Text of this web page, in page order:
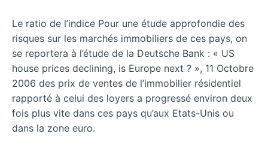
Le ratio de l’indice Pour une étude approfondie des
risques sur les marchés immobiliers de ces pays, on
se reportera à l’étude de la Deutsche Bank : « US
house prices declining, is Europe next ? », 11 Octobre
2006 des prix de ventes de l’immobilier résidentiel
rapporté à celui des loyers a progressé environ deux
fois plus vite dans ces pays qu’aux Etats-Unis ou
dans la zone euro.